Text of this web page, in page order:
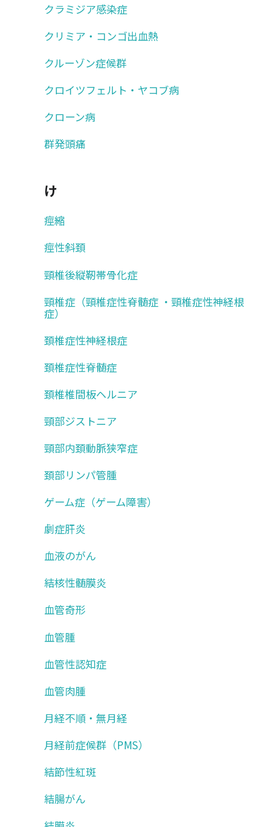
クラミジア感染症
クリミア・コンゴ出血熱
クルーゾン症候群
クロイツフェルト・ヤコブ病
クローン病
群発頭痛
け
痙縮
痙性斜頚
頸椎後縦靭帯骨化症
頸椎症（頸椎症性脊髄症 ・頸椎症性神経根
症）
頚椎症性神経根症
頚椎症性脊髄症
頚椎椎間板ヘルニア
頸部ジストニア
頸部内頚動脈狭窄症
頚部リンパ管腫
ゲーム症（ゲーム障害）
劇症肝炎
血液のがん
結核性髄膜炎
血管奇形
血管腫
血管性認知症
血管肉腫
月経不順・無月経
月経前症候群（PMS）
結節性紅斑
結腸がん